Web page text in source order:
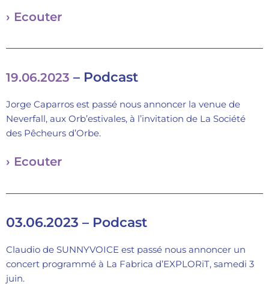
› Ecouter
19.06.2023 – Podcast
Jorge Caparros est passé nous annoncer la venue de
Neverfall, aux Orb’estivales, à l’invitation de La Société
des Pêcheurs d’Orbe.
› Ecouter
03.06.2023 – Podcast
Claudio de SUNNYVOICE est passé nous annoncer un
concert programmé à La Fabrica d’EXPLORiT, samedi 3
juin.